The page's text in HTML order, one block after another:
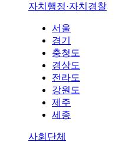
자치행정·자치경찰
서울
경기
충청도
경상도
전라도
강원도
제주
세종
사회단체